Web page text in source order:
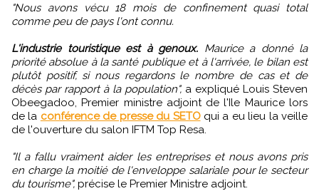
"Nous avons vécu 18 mois de confinement quasi total
comme peu de pays l'ont connu.
L'industrie touristique est à genoux. Maurice a donné la
priorité absolue à la santé publique et à l'arrivée, le bilan est
plutôt positif, si nous regardons le nombre de cas et de
décès par rapport à la population", a expliqué Louis Steven
Obeegadoo, Premier ministre adjoint de l'Ile Maurice lors
de la conférence de presse du SETOqui a eu lieu la veille
de l'ouverture du salon IFTM Top Resa.
"Il a fallu vraiment aider les entreprises et nous avons pris
en charge la moitié de l'enveloppe salariale pour le secteur
du tourisme", précise le Premier Ministre adjoint.